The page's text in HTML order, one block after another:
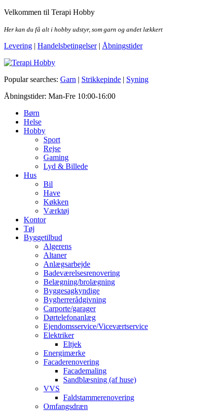
Skip
the
Velkommen til Terapi Hobby
Her kan du få alt i hobby udstyr, som garn og andet lækkert
Levering | Handelsbetingelser| Åbningstider
Terapi Hobby
Popular searches: Garn | Strikkepinde | Syning
Åbningstider: Man-Fre 10:00-16:00
Børn
Helse
Hobby
Sport
Rejse
Gaming
Lyd & Billede
Hus
Bil
Have
Køkken
Værktøj
Kontor
Tøj
Byggetilbud
Algerens
Altaner
Anlægsarbejde
Badeværelsesrenovering
Belægning/brolægning
Byggesagkyndige
Bygherrerådgivning
Carporte/garager
Dørtelefonanlæg
Ejendomsservice/Viceværtservice
Elektriker
Eltjek
Energimærke
Facaderenovering
Facademaling
Sandblæsning (af huse)
VVS
Faldstammerenovering
Omfangsdræn